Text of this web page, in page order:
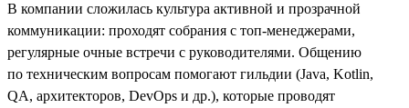
В компании сложилась культура активной и прозрачной
коммуникации: проходят собрания с топ-менеджерами,
регулярные очные встречи с руководителями. Общению
по техническим вопросам помогают гильдии (Java, Kotlin,
QA, архитекторов, DevOps и др.), которые проводят